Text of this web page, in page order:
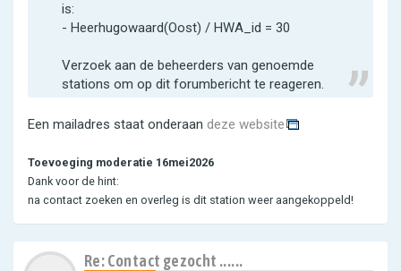
is:
- Heerhugowaard(Oost) / HWA_id = 30
Verzoek aan de beheerders van genoemde
stations om op dit forumbericht te reageren.
Een mailadres staat onderaan deze website
Toevoeging moderatie 16mei2026
Dank voor de hint:
na contact zoeken en overleg is dit station weer aangekoppeld!
Re: Contact gezocht ......